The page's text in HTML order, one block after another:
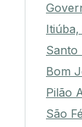
Itiúba,
Santo
Bom
Pilão
São